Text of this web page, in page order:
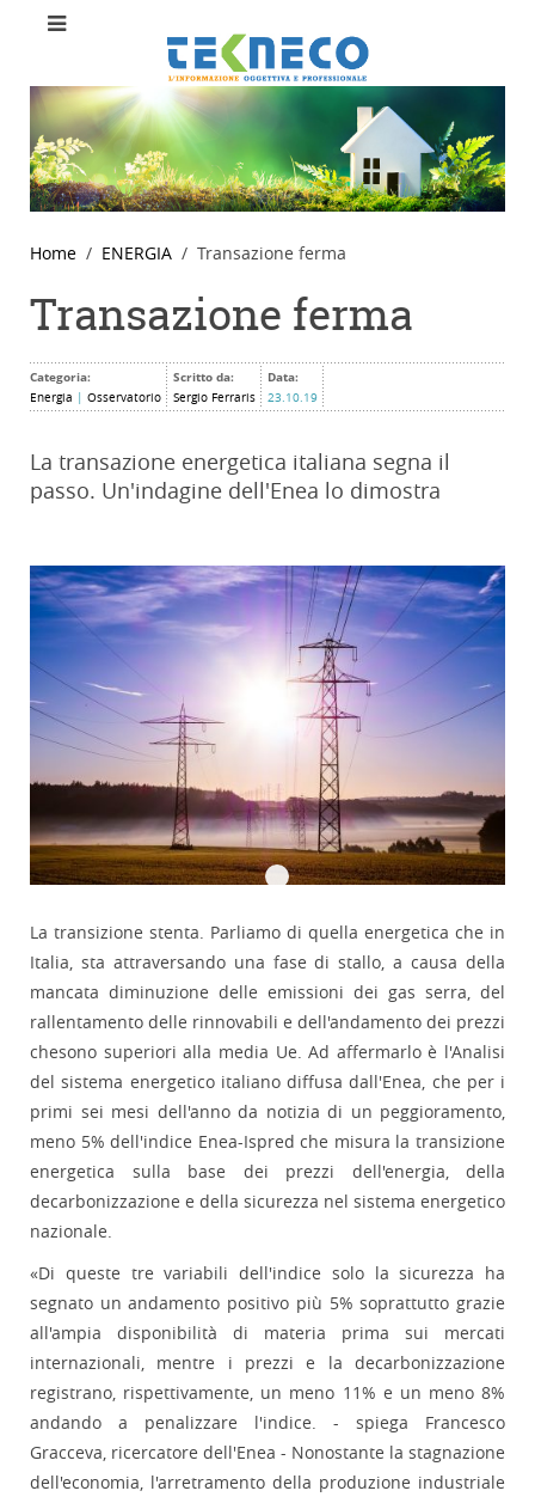
Home ENERGIA Transazione ferma
Transazione ferma
Categoria:
Energia Osservatorio
Scritto da:
Sergio Ferraris
Data:
23.10.19
La transazione energetica italiana segna il
passo. Un'indagine dell'Enea lo dimostra
La transizione stenta. Parliamo di quella energetica che in
Italia, sta attraversando una fase di stallo, a causa della
mancata diminuzione delle emissioni dei gas serra, del
rallentamento delle rinnovabili e dell'andamento dei prezzi
chesono superiori alla media Ue. Ad affermarlo è l'Analisi
del sistema energetico italiano diffusa dall'Enea, che per i
primi sei mesi dell'anno da notizia di un peggioramento,
meno 5% dell'indice Enea-Ispred che misura la transizione
energetica sulla base dei prezzi dell'energia, della
decarbonizzazione e della sicurezza nel sistema energetico
nazionale.
«Di queste tre variabili dell'indice solo la sicurezza ha
segnato un andamento positivo più 5% soprattutto grazie
all'ampia disponibilità di materia prima sui mercati
internazionali, mentre i prezzi e la decarbonizzazione
registrano, rispettivamente, un meno 11% e un meno 8%
andando a penalizzare l'indice. - spiega Francesco
Gracceva, ricercatore dell'Enea - Nonostante la stagnazione
dell'economia, l'arretramento della produzione industriale